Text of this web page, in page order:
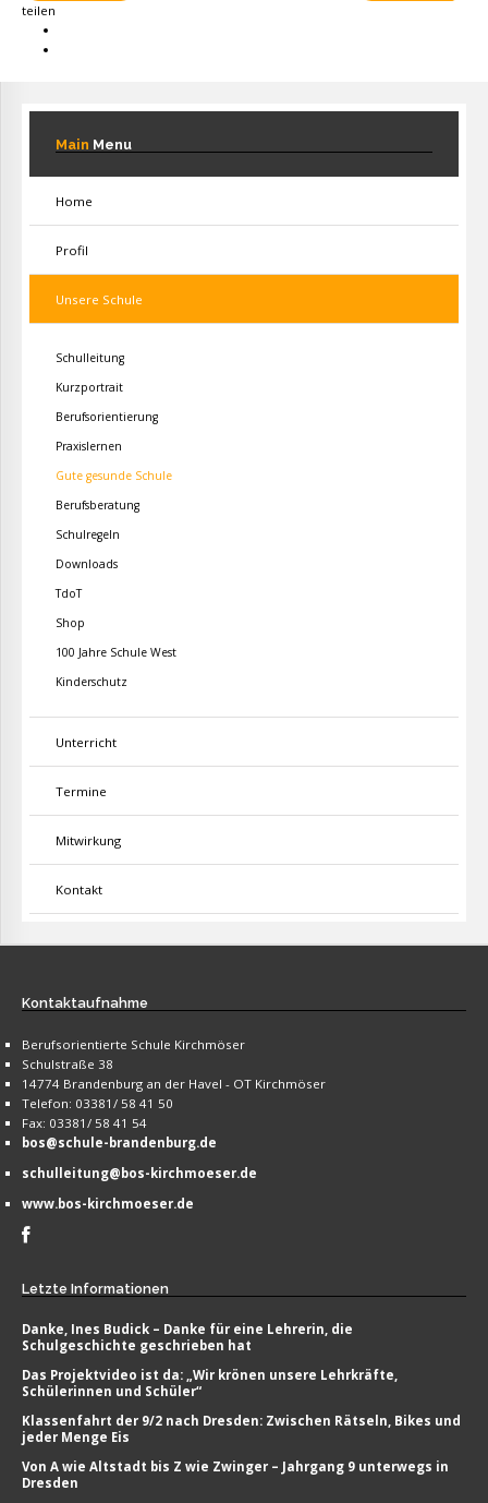
teilen
Main Menu
Home
Profil
Unsere Schule
Schulleitung
Kurzportrait
Berufsorientierung
Praxislernen
Gute gesunde Schule
Berufsberatung
Schulregeln
Downloads
TdoT
Shop
100 Jahre Schule West
Kinderschutz
Unterricht
Termine
Mitwirkung
Kontakt
Kontaktaufnahme
Berufsorientierte Schule Kirchmöser
Schulstraße 38
14774 Brandenburg an der Havel - OT Kirchmöser
Telefon: 03381/ 58 41 50
Fax: 03381/ 58 41 54
bos@schule-brandenburg.de
schulleitung@bos-kirchmoeser.de
www.bos-kirchmoeser.de
Letzte Informationen
Danke, Ines Budick – Danke für eine Lehrerin, die
Schulgeschichte geschrieben hat
Das Projektvideo ist da: „Wir krönen unsere Lehrkräfte,
Schülerinnen und Schüler“
Klassenfahrt der 9/2 nach Dresden: Zwischen Rätseln, Bikes und
jeder Menge Eis
Von A wie Altstadt bis Z wie Zwinger – Jahrgang 9 unterwegs in
Dresden